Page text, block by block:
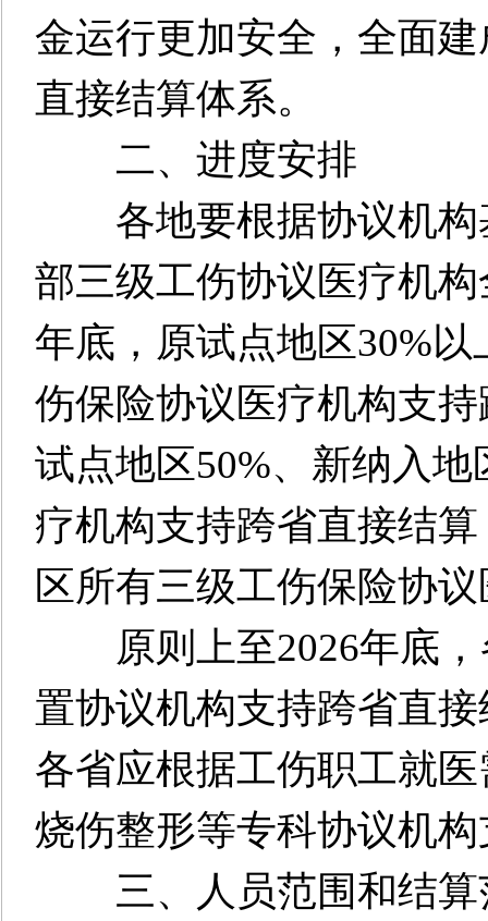
金运行更加安全，全面
直接结算体系。
二、进度安排
各地要根据协议机构
部三级工伤协议医疗机
年底，原试点地区30%
伤保险协议医疗机构支
试点地区50%、新纳入
疗机构支持跨省直接结
区所有三级工伤保险协
原则上至2026年底，
置协议机构支持跨省直
各省应根据工伤职工就
烧伤整形等专科协议机
三、人员范围和结算